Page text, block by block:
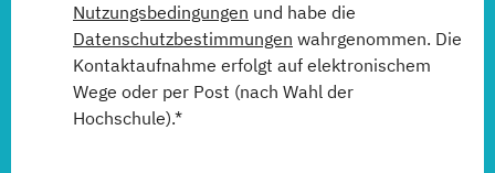
Nutzungsbedingungen und habe die
Datenschutzbestimmungen wahrgenommen. Die
Kontaktaufnahme erfolgt auf elektronischem
Wege oder per Post (nach Wahl der
Hochschule).*